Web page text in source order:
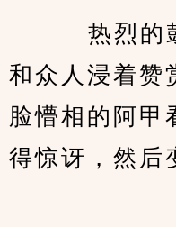
热烈的鼓
和众人浸着赞
脸懵相的阿甲
得惊讶，然后